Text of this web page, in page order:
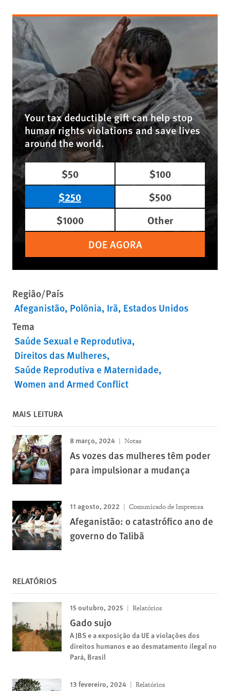
Your tax deductible gift can help stop
human rights violations and save lives
around the world.
$50
$100
$250
$500
$1000
Other
DOE AGORA
Região/País
Afeganistão Polônia Irã Estados Unidos
Tema
Saúde Sexual e Reprodutiva
Direitos das Mulheres
Saúde Reprodutiva e Maternidade
Women and Armed Conflict
MAIS LEITURA
8 março, 2024 Notas
As vozes das mulheres têm poder
para impulsionar a mudança
11 agosto, 2022 Comunicado de Imprensa
Afeganistão: o catastrófico ano de
governo do Talibã
RELATÓRIOS
15 outubro, 2025 Relatórios
Gado sujo
A JBS e a exposição da UE a violações dos
direitos humanos e ao desmatamento ilegal no
Pará, Brasil
13 fevereiro, 2024 Relatórios